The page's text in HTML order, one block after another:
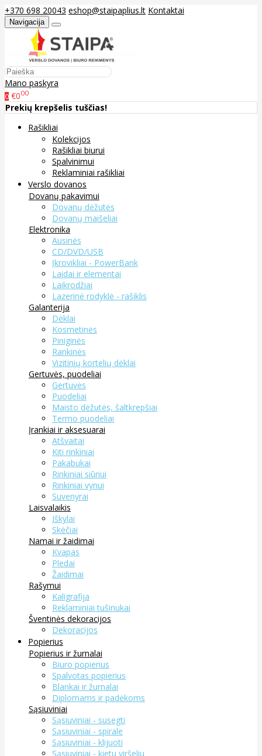
+370 698 20043 eshop@staipaplius.lt Kontaktai
Navigacija
Mano paskyra
0 €000
Prekių krepšelis tuščias!
Rašikliai
Kolekcijos
Rašikliai biurui
Spalvinimui
Reklaminiai rašikliai
Verslo dovanos
Dovanų pakavimui
Dovanų dėžutės
Dovanų maišeliai
Elektronika
Ausinės
CD/DVD/USB
Įkrovikliai - PowerBank
Laidai ir elementai
Laikrodžiai
Lazerinė rodyklė - rašiklis
Galanterija
Dėklai
Kosmetinės
Piniginės
Rankinės
Vizitinių kortelių dėklai
Gertuvės, puodeliai
Gertuvės
Puodeliai
Maisto dėžutės, šaltkrepšiai
Termo puodeliai
Įrankiai ir aksesuarai
Atšvaitai
Kiti rinkiniai
Pakabukai
Rinkiniai siūriui
Rinkiniai vynui
Suvenyrai
Laisvalaikis
Iškylai
Skėčiai
Namai ir žaidimai
Kvapas
Pledai
Žaidimai
Rašymui
Kaligrafija
Reklaminiai tušinukai
Šventinės dekoracijos
Dekoracijos
Popierius
Popierius ir žurnalai
Biuro popierius
Spalvotas popierius
Blankai ir žurnalai
Diplomams ir padėkoms
Sąsiuviniai
Sąsiuviniai - susegti
Sąsiuviniai - spirale
Sąsiuviniai - klijuoti
Sąsiuviniai - kietu viršeliu